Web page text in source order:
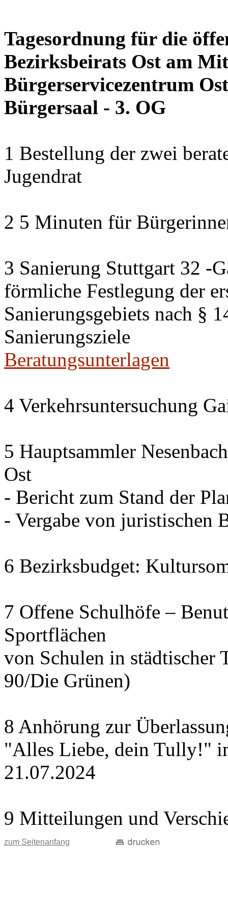
Tagesordnung für die
Bezirksbeirats Ost am
Bürgerservicezentrum
Bürgersaal - 3. OG
1 Bestellung der zwei
Jugendrat
2 5 Minuten für
3 Sanierung Stuttgart 32 -
förmliche Festlegung der
Sanierungsgebiets nach §
Sanierungsziele
Beratungsunterlagen
4 Verkehrsuntersuchung
5 Hauptsammler
Ost
- Bericht zum Stand der
- Vergabe von juristischen
6 Bezirksbudget:
7 Offene Schulhöfe –
Sportflächen
von Schulen in städtischer
90/Die Grünen)
8 Anhörung zur
"Alles Liebe, dein Tully!"
21.07.2024
9 Mitteilungen und
zum Seitenanfang